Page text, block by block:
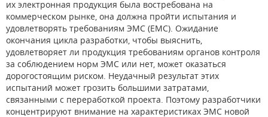
их электронная продукция была востребована на
коммерческом рынке, она должна пройти испытания и
удовлетворять требованиям ЭМС (EMC). Ожидание
окончания цикла разработки, чтобы выяснить,
удовлетворяет ли продукция требованиям органов контроля
за соблюдением норм ЭМС или нет, может оказаться
дорогостоящим риском. Неудачный результат этих
испытаний может грозить большими затратами,
связанными с переработкой проекта. Поэтому разработчики
концентрируют внимание на характеристиках ЭМС новой